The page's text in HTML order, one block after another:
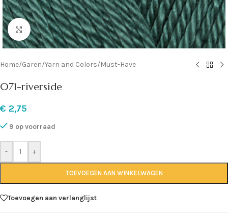
Klik om te vergroten
Home/Garen/Yarn and Colors/Must-Have
071-riverside
€ 2,75
9 op voorraad
- +
TOEVOEGEN AAN WINKELWAGEN
Toevoegen aan verlanglijst